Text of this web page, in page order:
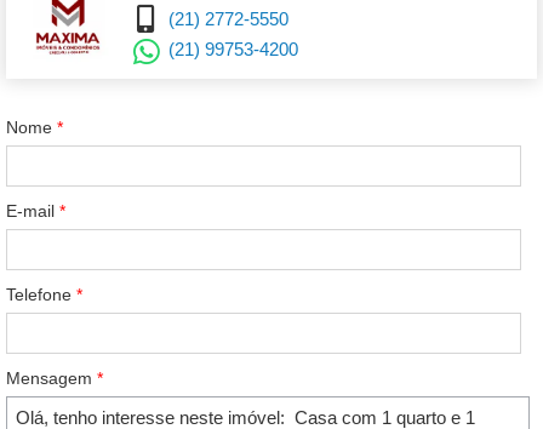
(21) 2772-5550
(21) 99753-4200
Nome *
E-mail *
Telefone *
Mensagem *